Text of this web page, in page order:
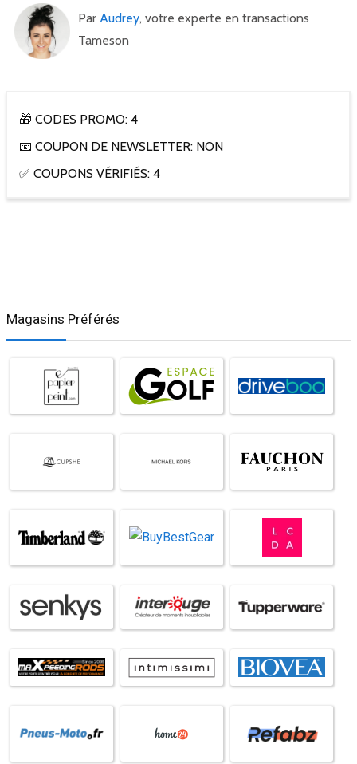
Par Audrey, votre experte en transactions
Tameson
🎁 CODES PROMO: 4
📧 COUPON DE NEWSLETTER: NON
✅ COUPONS VÉRIFIÉS: 4
Magasins Préférés